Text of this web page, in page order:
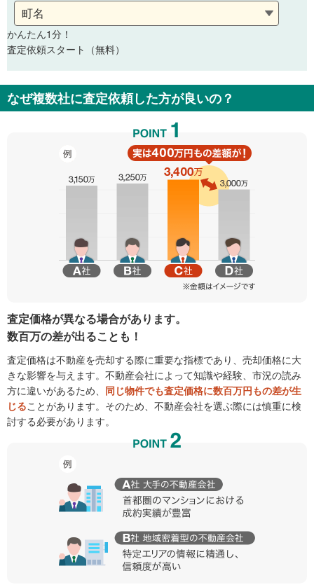
かんたん1分！
査定依頼スタート（無料）
なぜ複数社に査定依頼した方が良いの？
査定価格が異なる場合があります。
数百万の差が出ることも！
査定価格は不動産を売却する際に重要な指標であり、売却価格に大
きな影響を与えます。不動産会社によって知識や経験、市況の読み
方に違いがあるため、 同じ物件でも査定価格に数百万円もの差が生
じることがあります。そのため、不動産会社を選ぶ際には慎重に検
討する必要があります。